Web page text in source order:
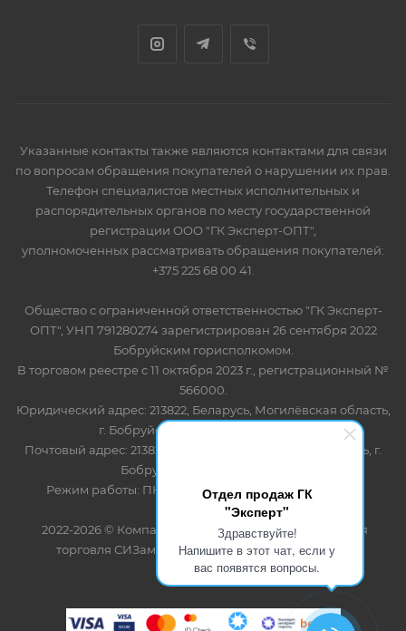
Отдел продаж ГК
"Эксперт"
Здравствуйте!
Напишите в этот чат, если у
вас появятся вопросы.
Указанные контакты также являются контактами для связи
по вопросам обращения покупателей о нарушении их прав.
Телефон специалистов местных исполнительных и
распорядительных органов по месту государственной
регистрации ООО "ГК Эксперт-ОПТ",
уполномоченных рассматривать обращения покупателей:
+375 225 68 00 41.
Общество с ограниченной ответственностью "ГК Эксперт-
ОПТ", УНП 791280274 зарегистрирован 26 сентября 2022
Бобруйским горисполкомом.
В торговом реестре с 11 октября 2023 г., регистрационный №
566000.
Юридический адрес: 213822, Беларусь, Могилёвская область,
г. Бобруйск, ул. Лынькова 85 пом 7
Почтовый адрес: 213822, Беларусь, Могилёвская область, г.
Бобруйск, ул. Лынькова, 85
Режим работы: ПН-ПТ 8.30-17.00, СБ-ВС - выходной
2022-2026 © Компания "Эксперт" - оптово-розничная
торговля СИЗами и одноразовыми расходными
материалами